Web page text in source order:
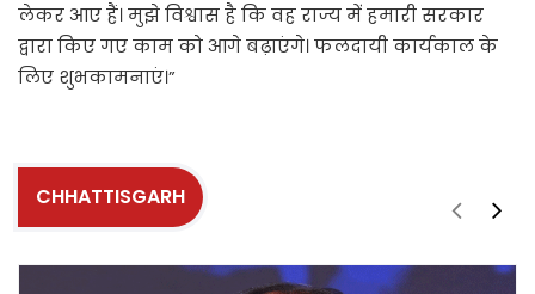
लेकर आए हैं। मुझे विश्वास है कि वह राज्य में हमारी सरकार
द्वारा किए गए काम को आगे बढ़ाएंगे। फलदायी कार्यकाल के
लिए शुभकामनाएं।”
CHHATTISGARH